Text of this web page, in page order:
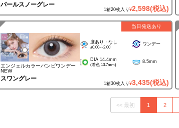
パールスノーグレー
1箱20枚入り ¥2,598(税込)
エンジェルカラーバンビワンデー
NEW
スワングレー
度あり・なし
±0.00~-2.00
ワンデー
DIA 14.4mm
(着色 13.7mm)
8.5mm
1箱30枚入り ¥3,435(税込)
当日発送あり
<< 最初 1 2